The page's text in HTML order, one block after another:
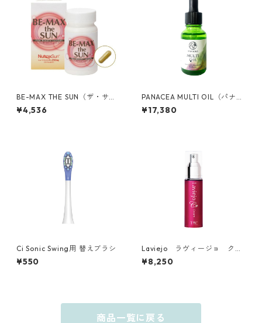
BE-MAX THE SUN（ザ・サ
ン）
¥4,536
PANACEA MULTI OIL（パナケ
ア マルチオイル)
¥17,380
Ci Sonic Swing用 替えブラシ
¥550
Laviejo ラヴィージョ クリ
ーム30g
¥8,250
商品一覧に戻る